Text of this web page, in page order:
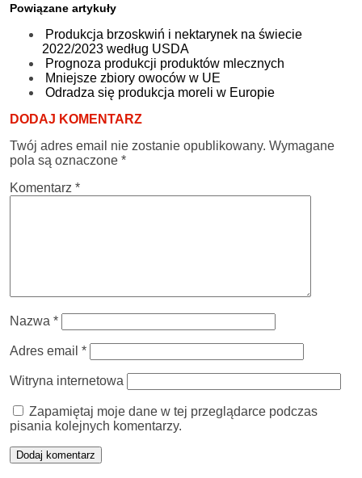
Powiązane artykuły
Produkcja brzoskwiń i nektarynek na świecie
2022/2023 według USDA
Prognoza produkcji produktów mlecznych
Mniejsze zbiory owoców w UE
Odradza się produkcja moreli w Europie
DODAJ KOMENTARZ
Twój adres email nie zostanie opublikowany. Wymagane
pola są oznaczone *
Komentarz *
Nazwa *
Adres email *
Witryna internetowa
Zapamiętaj moje dane w tej przeglądarce podczas
pisania kolejnych komentarzy.